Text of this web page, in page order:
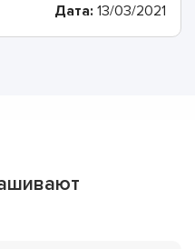
Дата: 13/03/2021